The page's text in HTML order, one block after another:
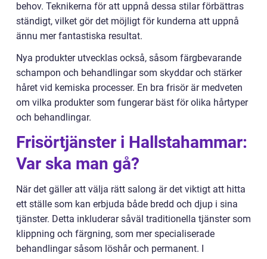
behov. Teknikerna för att uppnå dessa stilar förbättras
ständigt, vilket gör det möjligt för kunderna att uppnå
ännu mer fantastiska resultat.
Nya produkter utvecklas också, såsom färgbevarande
schampon och behandlingar som skyddar och stärker
håret vid kemiska processer. En bra frisör är medveten
om vilka produkter som fungerar bäst för olika hårtyper
och behandlingar.
Frisörtjänster i Hallstahammar:
Var ska man gå?
När det gäller att välja rätt salong är det viktigt att hitta
ett ställe som kan erbjuda både bredd och djup i sina
tjänster. Detta inkluderar såväl traditionella tjänster som
klippning och färgning, som mer specialiserade
behandlingar såsom löshår och permanent. I